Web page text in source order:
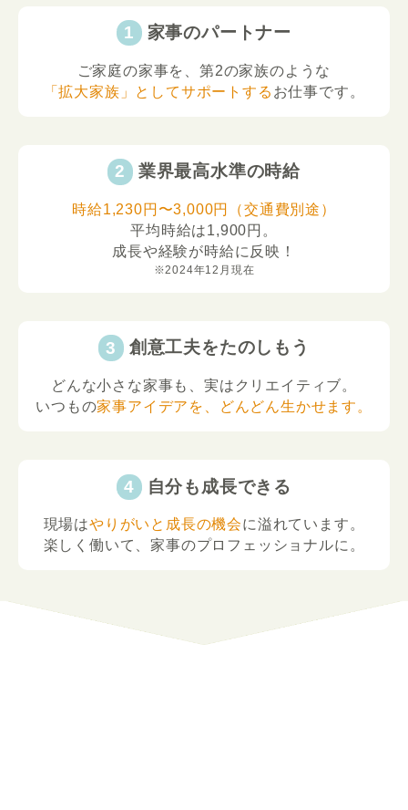
家事のパートナー
ご家庭の家事を、第2の家族のような
「拡大家族」としてサポートする お仕事です。
業界最高水準の時給
時給1,230円〜3,000円（交通費別途）
平均時給は1,900円。
成長や経験が時給に反映！
※2024年12月現在
創意工夫をたのしもう
どんな小さな家事も、実はクリエイティブ。
いつもの家事アイデアを、どんどん生かせます。
自分も成長できる
現場はやりがいと成長の機会に溢れています。
楽しく働いて、家事のプロフェッショナルに。